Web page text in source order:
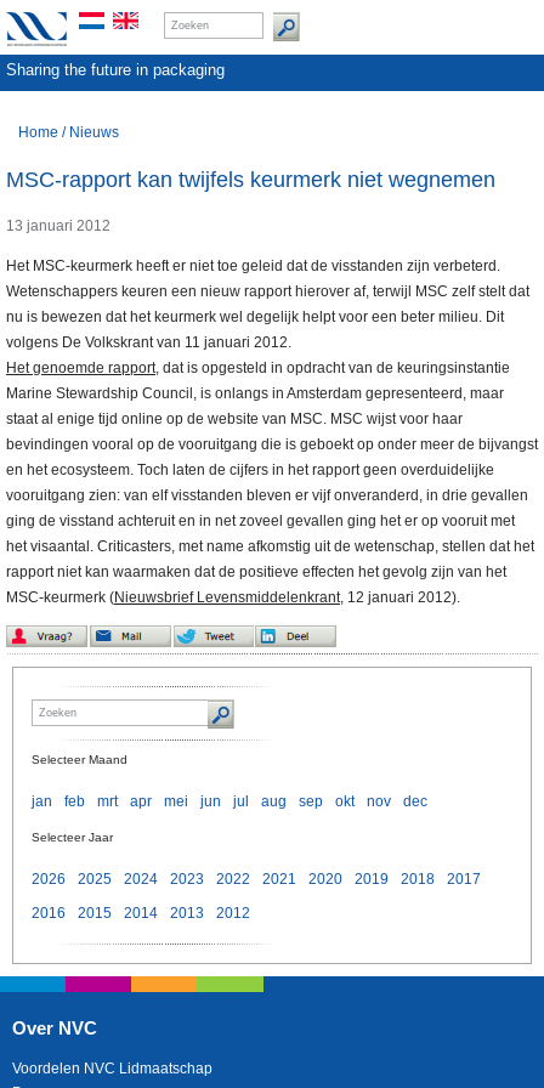
Sharing the future in packaging
Home / Nieuws
MSC-rapport kan twijfels keurmerk niet wegnemen
13 januari 2012
Het MSC-keurmerk heeft er niet toe geleid dat de visstanden zijn verbeterd.
Wetenschappers keuren een nieuw rapport hierover af, terwijl MSC zelf stelt dat
nu is bewezen dat het keurmerk wel degelijk helpt voor een beter milieu. Dit
volgens De Volkskrant van 11 januari 2012.
Het genoemde rapport, dat is opgesteld in opdracht van de keuringsinstantie
Marine Stewardship Council, is onlangs in Amsterdam gepresenteerd, maar
staat al enige tijd online op de website van MSC. MSC wijst voor haar
bevindingen vooral op de vooruitgang die is geboekt op onder meer de bijvangst
en het ecosysteem. Toch laten de cijfers in het rapport geen overduidelijke
vooruitgang zien: van elf visstanden bleven er vijf onveranderd, in drie gevallen
ging de visstand achteruit en in net zoveel gevallen ging het er op vooruit met
het visaantal. Criticasters, met name afkomstig uit de wetenschap, stellen dat het
rapport niet kan waarmaken dat de positieve effecten het gevolg zijn van het
MSC-keurmerk (Nieuwsbrief Levensmiddelenkrant, 12 januari 2012).
Selecteer Maand
jan feb mrt apr mei jun jul aug sep okt nov dec
Selecteer Jaar
2026 2025 2024 2023 2022 2021 2020 2019 2018
2017
2016
2015 2014 2013 2012
Over NVC
Voordelen NVC Lidmaatschap